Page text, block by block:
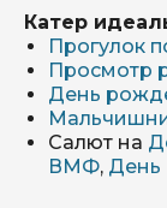
Катер
Прогулок
Просмотр
День
Салют на
ВМФ, День